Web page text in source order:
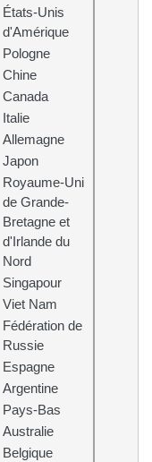
États-Unis
d'Amérique
Pologne
Chine
Canada
Italie
Allemagne
Japon
Royaume-Uni
de Grande-
Bretagne et
d'Irlande du
Nord
Singapour
Viet Nam
Fédération de
Russie
Espagne
Argentine
Pays-Bas
Australie
Belgique